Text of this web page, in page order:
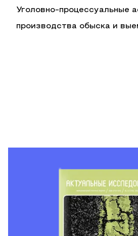
Уголовно-процессуальные
производства обыска и